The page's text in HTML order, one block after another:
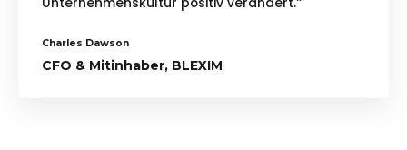
Charles Dawson
CFO & Mitinhaber, BLEXIM